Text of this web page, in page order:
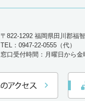
〒822-1292 福岡県田川郡福
TEL：0947-22-0555（代）
窓口受付時間：月曜日から